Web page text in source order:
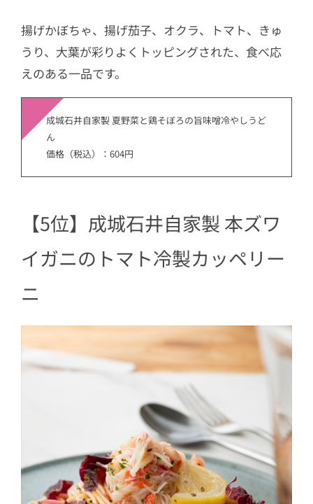
揚げかぼちゃ、揚げ茄子、オクラ、トマト、きゅ
うり、大葉が彩りよくトッピングされた、食べ応
えのある一品です。
成城石井自家製 夏野菜と鶏そぼろの旨味噌冷やしうど
ん
価格（税込）：604円
【5位】成城石井自家製 本ズワ
イガニのトマト冷製カッペリー
ニ